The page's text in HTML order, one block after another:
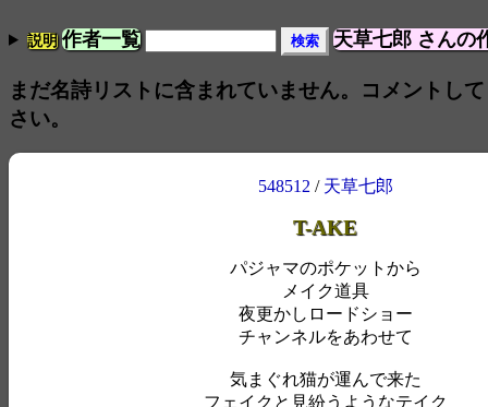
説明 作者一覧 天草七郎 さんの
まだ名詩リストに含まれていません。コメントし
さい。
548512 / 天草七郎
T-AKE
パジャマのポケットから
メイク道具
夜更かしロードショー
チャンネルをあわせて
気まぐれ猫が運んで来た
フェイクと見紛うようなテイク